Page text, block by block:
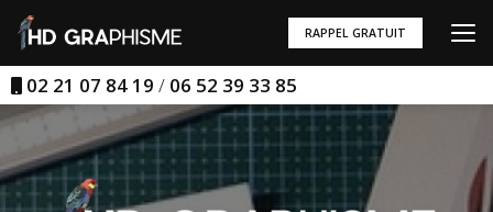
au
contenu
principal
02 21 07 84 19 / 06 52 39 33 85
RAPPEL GRATUIT